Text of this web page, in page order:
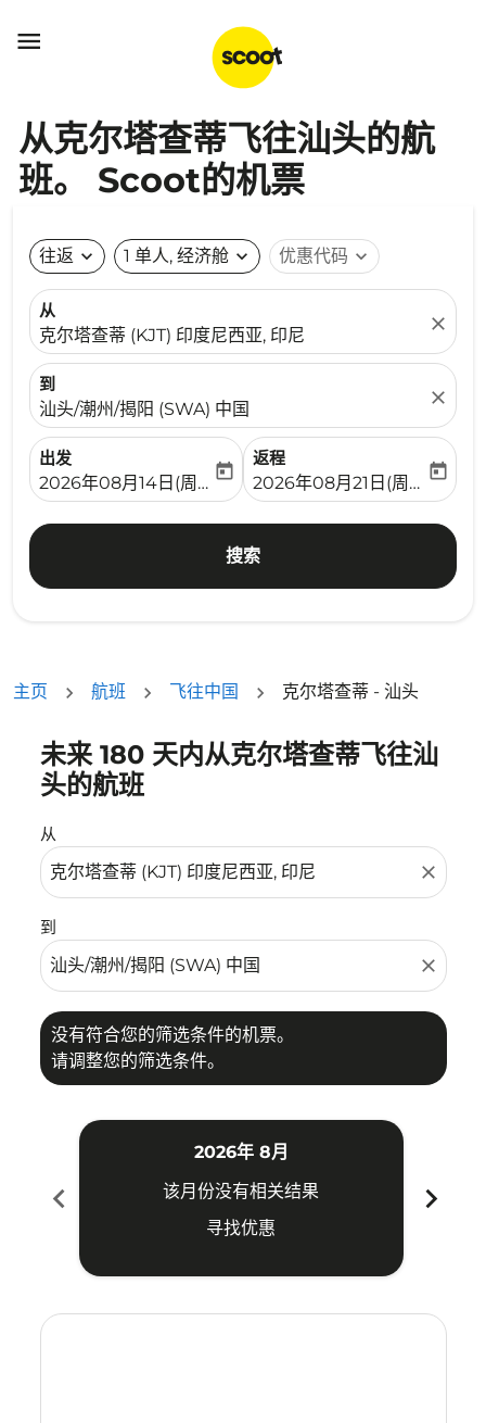

从克尔塔查蒂飞往汕头的航
班。 Scoot的机票
往返 expand_more 1 单人, 经济舱 expand_more 优惠代码 expand_more
从
克尔塔查蒂 (KJT) 印度尼西亚, 印尼
close
到
汕头/潮州/揭阳 (SWA) 中国
close
出发
fc-booking-departure-date-aria-label
2026年08月14日(周五)
today
返程
fc-booking-return-date-
2026年08月21日(周五)
today
搜索
主页 航班 飞往中国 克尔塔查蒂 - 汕头
未来 180 天内从克尔塔查蒂飞往汕
头的航班
从
close
到
close
没有符合您的筛选条件的机票。
请调整您的筛选条件。
没有符合您的筛选条件的机票。请调整您的筛选条件。
chevron_left
2026年 8月
该月份没有相关结果
寻找优惠
chevron_right